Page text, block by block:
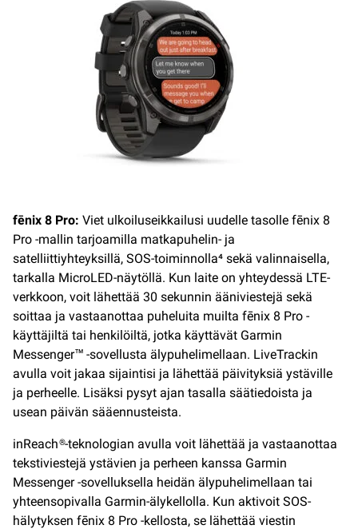
fēnix 8 Pro: Viet ulkoiluseikkailusi uudelle tasolle fēnix 8
Pro -mallin tarjoamilla matkapuhelin- ja
satelliittiyhteyksillä, SOS-toiminnolla⁴ sekä valinnaisella,
tarkalla MicroLED-näytöllä. Kun laite on yhteydessä LTE-
verkkoon, voit lähettää 30 sekunnin ääniviestejä sekä
soittaa ja vastaanottaa puheluita muilta fēnix 8 Pro -
käyttäjiltä tai henkilöiltä, jotka käyttävät Garmin
Messenger™ -sovellusta älypuhelimellaan. LiveTrackin
avulla voit jakaa sijaintisi ja lähettää päivityksiä ystäville
ja perheelle. Lisäksi pysyt ajan tasalla säätiedoista ja
usean päivän sääennusteista.
inReach®-teknologian avulla voit lähettää ja vastaanottaa
tekstiviestejä ystävien ja perheen kanssa Garmin
Messenger -sovelluksella heidän älypuhelimellaan tai
yhteensopivalla Garmin-älykellolla. Kun aktivoit SOS-
hälytyksen fēnix 8 Pro -kellosta, se lähettää viestin